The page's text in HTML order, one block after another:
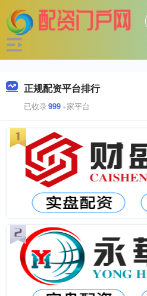
正规配资平台排行
已收录999+家平台